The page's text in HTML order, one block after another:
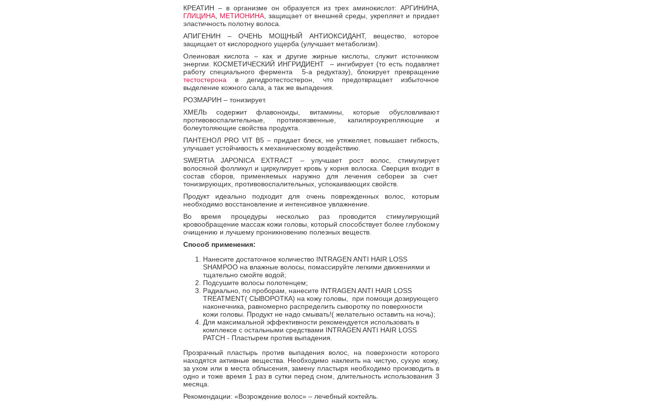
КРЕАТИН – в организме он образуется из трех аминокислот: АРГИНИНА,
ГЛИЦИНА, МЕТИОНИНА, защищает от внешней среды, укрепляет и придает
эластичность полотну волоса.
АПИГЕНИН – ОЧЕНЬ МОЩНЫЙ АНТИОКСИДАНТ, вещество, которое
защищает от кислородного ущерба (улучшает метаболизм).
Олеиновая кислота – как и другие жирные кислоты, служит источником
энергии. КОСМЕТИЧЕСКИЙ ИНГРИДИЕНТ – ингибирует (то есть подавляет
работу специального фермента 5-а редуктазу), блокирует превращение
тестостерона в дегидротестостерон, что предотвращает избыточное
выделение кожного сала, а так же выпадения.
РОЗМАРИН – тонизирует.
ХМЕЛЬ содержит флавоноиды, витамины, которые обусловливают
противовоспалительные, противоязвенные, капиляроукрепляющие и
болеутоляющие свойства продукта.
ПАНТЕНОЛ PRO VIT B5 – придает блеск, не утяжеляет, повышает гибкость,
улучшает устойчивость к механическому воздействию.
SWERTIA JAPONICA EXTRACT – улучшает рост волос, стимулирует
волосяной фолликул и циркулирует кровь у корня волоска. Сверция входит в
состав сборов, применяемых наружно для лечения себореи за счет
тонизирующих, противовоспалительных, успокаивающих свойств.
Продукт идеально подходит для очень поврежденных волос, которым
необходимо восстановление и интенсивное увлажнение.
Во время процедуры несколько раз проводится стимулирующий
кровообращение массаж кожи головы, который способствует более глубокому
очищению и лучшему проникновению полезных веществ.
Способ применения:
Нанесите достаточное количество ІNTRAGEN ANTI HAIR LOSS
SHAMPOO на влажные волосы, помассируйте легкими движениями и
тщательно смойте водой;
Подсушите волосы полотенцем;
Радиально, по проборам, нанесите INTRAGEN ANTI HAIR LOSS
TREATMENT( СЫВОРОТКА) на кожу головы, при помощи дозирующего
наконечника, равномерно распределить сыворотку по поверхности
кожи головы. Продукт не надо смывать!( желательно оставить на ночь);
Для максимальной эффективности рекомендуется использовать в
комплексе с остальными средствами ІNTRAGEN ANTI HAIR LOSS
PATCH - Пластырем против выпадения.
Прозрачный пластырь против выпадения волос, на поверхности которого
находятся активные вещества. Необходимо наклеить на чистую, сухую кожу,
за ухом или в места облысения, замену пластыря необходимо производить в
одно и тоже время 1 раз в сутки перед сном, длительность использования 3
месяца.
Рекомендации: «Возрождение волос» – лечебный коктейль.